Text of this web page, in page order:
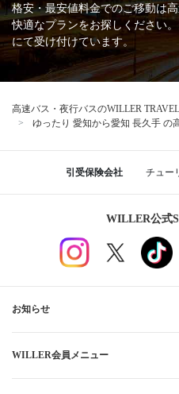
格安・最安値料金でのご移動は
快適なプランをお探しください
にて受け付けています。
高速バス・夜行バスのWILLER TRAVEL
ゆったり 愛知から愛知 長久手 の
引受保険会社 チュー
WILLER公式
お知らせ
WILLER会員メニュー